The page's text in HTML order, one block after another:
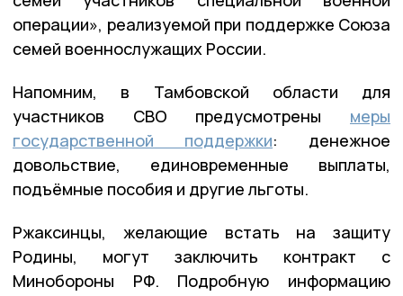
операции», реализуемой при поддержке Союза
семей военнослужащих России.
Напомним, в Тамбовской области для
участников СВО предусмотрены меры
государственной поддержки: денежное
довольствие, единовременные выплаты,
подъёмные пособия и другие льготы.
Ржаксинцы, желающие встать на защиту
Родины, могут заключить контракт с
Минобороны РФ. Подробную информацию